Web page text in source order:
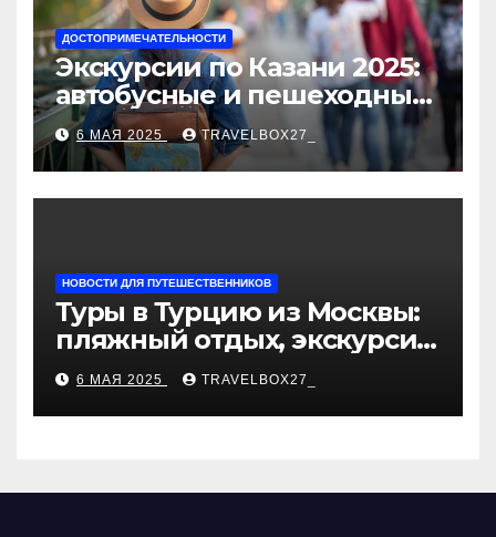
ДОСТОПРИМЕЧАТЕЛЬНОСТИ
Экскурсии по Казани 2025:
автобусные и пешеходные
туры от туроператора
«Казан360»
6 МАЯ 2025 TRAVELBOX27_
НОВОСТИ ДЛЯ ПУТЕШЕСТВЕННИКОВ
Туры в Турцию из Москвы:
пляжный отдых, экскурсии
и лучшие курорты
6 МАЯ 2025 TRAVELBOX27_